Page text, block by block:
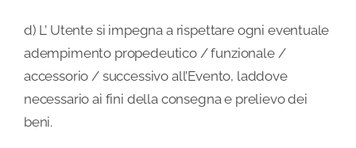
d) L’ Utente si impegna a rispettare ogni eventuale
adempimento propedeutico / funzionale /
accessorio / successivo all’Evento, laddove
necessario ai fini della consegna e prelievo dei
beni.